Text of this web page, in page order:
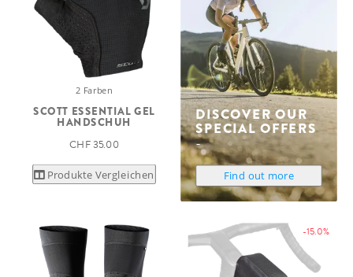
2 Farben
SCOTT ESSENTIAL GEL
HANDSCHUH
CHF 35.00
Produkte Vergleichen
DISCOVER OUR
SPECIAL OFFERS
Find out more
-15.0%